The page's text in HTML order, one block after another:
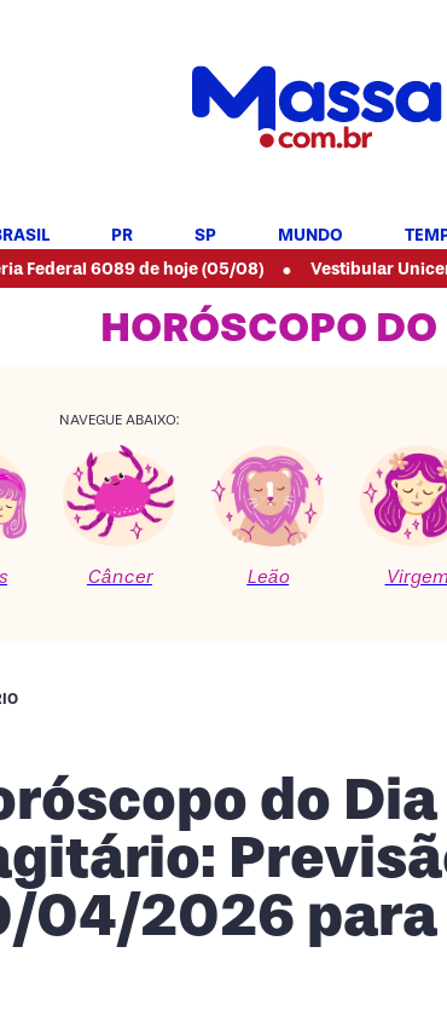
PR SP MUNDO
de hoje (05/08) • Vestibular Unicentro 2027:
HORÓSCOPO
NAVEGUE ABAIXO:
Câncer Leão Virgem
do
04/2026 para